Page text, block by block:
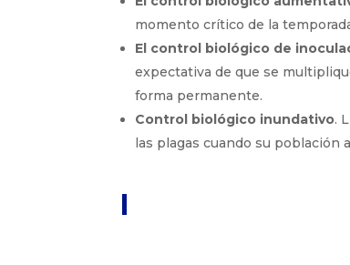
momento crítico de la
El control biológico de
expectativa de que se
forma permanente.
Control biológico inundativo.
las plagas cuando su población